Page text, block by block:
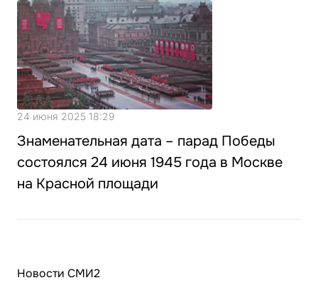
24 июня 2025 18:29
Знаменательная дата – парад Победы
состоялся 24 июня 1945 года в Москве
на Красной площади
Новости СМИ2